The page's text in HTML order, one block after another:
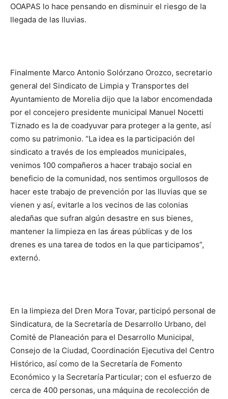
OOAPAS lo hace pensando en disminuir el riesgo de la
llegada de las lluvias.
Finalmente Marco Antonio Solórzano Orozco, secretario
general del Sindicato de Limpia y Transportes del
Ayuntamiento de Morelia dijo que la labor encomendada
por el concejero presidente municipal Manuel Nocetti
Tiznado es la de coadyuvar para proteger a la gente, así
como su patrimonio. “La idea es la participación del
sindicato a través de los empleados municipales,
venimos 100 compañeros a hacer trabajo social en
beneficio de la comunidad, nos sentimos orgullosos de
hacer este trabajo de prevención por las lluvias que se
vienen y así, evitarle a los vecinos de las colonias
aledañas que sufran algún desastre en sus bienes,
mantener la limpieza en las áreas públicas y de los
drenes es una tarea de todos en la que participamos”,
externó.
En la limpieza del Dren Mora Tovar, participó personal de
Sindicatura, de la Secretaría de Desarrollo Urbano, del
Comité de Planeación para el Desarrollo Municipal,
Consejo de la Ciudad, Coordinación Ejecutiva del Centro
Histórico, así como de la Secretaría de Fomento
Económico y la Secretaría Particular; con el esfuerzo de
cerca de 400 personas, una máquina de recolección de